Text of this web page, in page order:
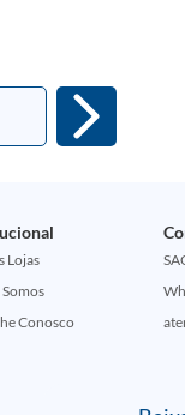
Lojas
Conosco